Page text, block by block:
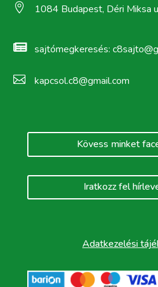
 1084 Budapest, Déri Miksa
 sajtómegkeresés:
 kapcsol.c8@gmail.com
Kövess minket
Iratkozz fel
Adatkezelési